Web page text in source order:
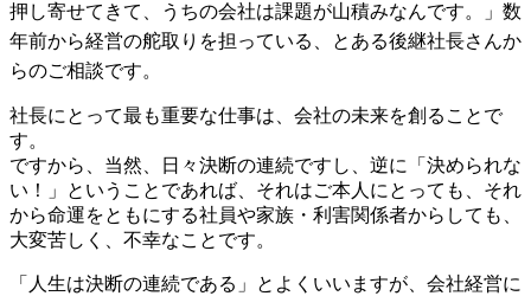
押し寄せてきて、うちの会社は課題が山積みなんです。」数
年前から経営の舵取りを担っている、とある後継社長さんか
らのご相談です。
社長にとって最も重要な仕事は、会社の未来を創ることで
す。
ですから、当然、日々決断の連続ですし、逆に「決められな
い！」ということであれば、それはご本人にとっても、それ
から命運をともにする社員や家族・利害関係者からしても、
大変苦しく、不幸なことです。
「人生は決断の連続である」とよくいいますが、会社経営に